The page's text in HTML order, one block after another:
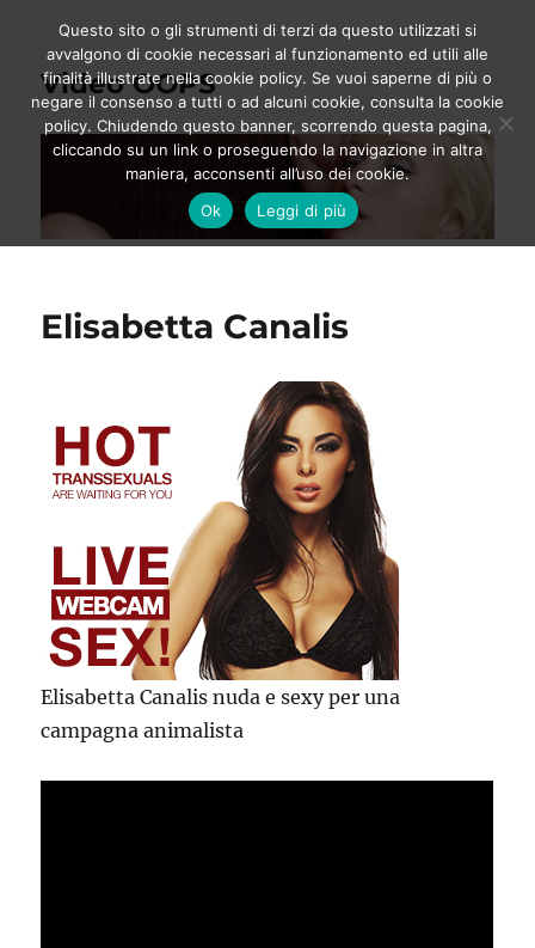
Video OOPS
Elisabetta Canalis
Elisabetta Canalis nuda e sexy per una
campagna animalista
Questo sito o gli strumenti di terzi da questo utilizzati si
avvalgono di cookie necessari al funzionamento ed utili alle
finalità illustrate nella cookie policy. Se vuoi saperne di più o
negare il consenso a tutti o ad alcuni cookie, consulta la cookie
policy. Chiudendo questo banner, scorrendo questa pagina,
cliccando su un link o proseguendo la navigazione in altra
maniera, acconsenti all’uso dei cookie.
Ok
Leggi di più